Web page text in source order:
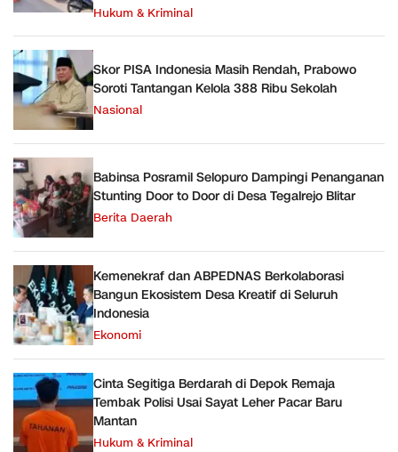
Hukum & Kriminal
Skor PISA Indonesia Masih Rendah, Prabowo
Soroti Tantangan Kelola 388 Ribu Sekolah
Nasional
Babinsa Posramil Selopuro Dampingi Penanganan
Stunting Door to Door di Desa Tegalrejo Blitar
Berita Daerah
Kemenekraf dan ABPEDNAS Berkolaborasi
Bangun Ekosistem Desa Kreatif di Seluruh
Indonesia
Ekonomi
Cinta Segitiga Berdarah di Depok Remaja
Tembak Polisi Usai Sayat Leher Pacar Baru
Mantan
Hukum & Kriminal